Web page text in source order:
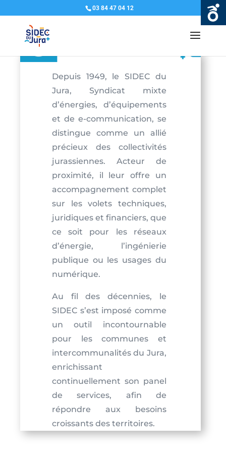
03 84 47 04 12
Depuis 1949, le SIDEC du
Jura, Syndicat mixte
d’énergies, d’équipements
et de e-communication, se
distingue comme un allié
précieux des collectivités
jurassiennes. Acteur de
proximité, il leur offre un
accompagnement complet
sur les volets techniques,
juridiques et financiers, que
ce soit pour les réseaux
d’énergie, l’ingénierie
publique ou les usages du
numérique.
Au fil des décennies, le
SIDEC s’est imposé comme
un outil incontournable
pour les communes et
intercommunalités du Jura,
enrichissant
continuellement son panel
de services, afin de
répondre aux besoins
croissants des territoires.